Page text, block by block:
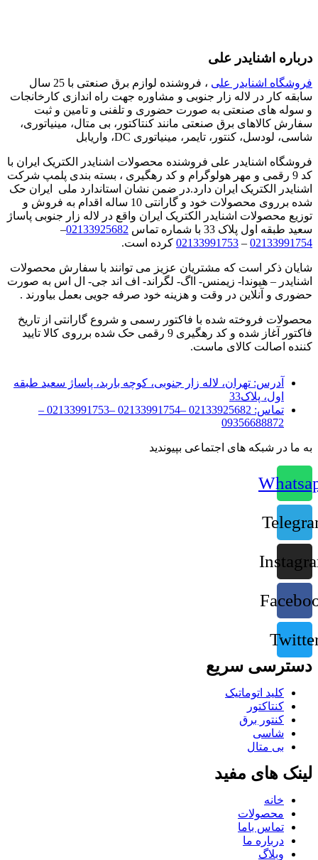
درباره اشنایدر علی
فروشگاه اشنایدر علی
، فروشنده لوازم برق صنعتی با 25 سال
سابقه کار در لاله زار جنوبی و مشاوره جهت راه اندازی کارخانجات
و سوله های صنعتی به صورت حضوری و تلفنی و تامین و ثبت
سفارش کالاهای برق صنعتی مانند کنتاکتور، بی متال، مینیاتوری،
شاسی، لودسل، کنتور، تایمر، مینیاتوری DC، واریابل
فروشگاه اشنایدر علی فروشنده محصولات اشنایدر الکتریک ایران با
کد 9 رقمی و مهر هولوگرام و کد رهگیری ، بسته بندی پلمپ شرکت
اشنایدر الکتریک ایران دارد.در ضمن نشان استاندارد ملی ایران حک
شده برروی محصولات خود و گارانتی 10 ساله اقدام به فروش و
توزیع محصولات اشنایدر الکتریک ایران واقع در لاله زار جنوبی پاساژ
سعید طبقه اول پلاک 33 با شماره تماس
02133925682
–
02133991754
–
02133991753 کرده است.
شایان ذکر است که مشتریان عزیز می توانند با سفارش محصولات
اشنایدر – هیوندا- زیمنس- ااگ- لگراند- اف اند جی- ال اس به صورت
حضوری و آنلاین در وقت و هزینه خود صرفه جویی بعمل بیاورند .
محصولات فروخته شده با فاکتور رسمی و شروع گارانتی از تاریخ
فاکتور آغاز شده و کد رهگیری 9 رقمی حک شده برروی کالا تایید
کننده اصالت کالای ماست.
آدرس: تهران، لاله زار جنوبی، کوچه باربد، پاساژ سعید طبقه
اول، پلاک33
تماس:
02133925682 –02133991754 –02133991753 –
09356688872
به ما در شبکه های اجتماعی بپیوندید
دسترسی سریع
کلید اتوماتیک
کنتاکتور
کنتور برق
شاسی
بی متال
لینک های مفید
خانه
محصولات
تماس باما
درباره ما
وبلاگ